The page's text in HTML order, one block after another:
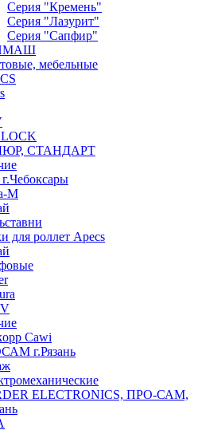
Серия "Кремень"
Серия "Лазурит"
Серия "Сапфир"
мебельные
СТАНДАРТ
М
для роллет Apecs
Cawi
г.Рязань
ELECTRONICS, ПРО-САМ,